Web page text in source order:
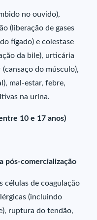
no ouvido),
(liberação de gases
fígado) e colestase
da bile), urticária
do músculo),
mal-estar, febre,
na urina.
10 e 17 anos)
pós-comercialização
células de coagulação
(incluindo
ruptura do tendão,